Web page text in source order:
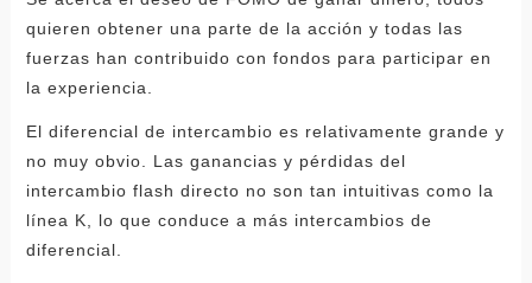
quieren obtener una parte de la acción y todas las
fuerzas han contribuido con fondos para participar en
la experiencia.
El diferencial de intercambio es relativamente grande y
no muy obvio. Las ganancias y pérdidas del
intercambio flash directo no son tan intuitivas como la
línea K, lo que conduce a más intercambios de
diferencial.